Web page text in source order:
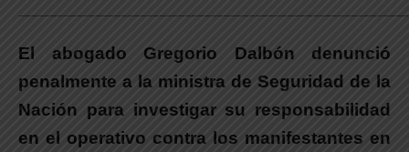
El abogado Gregorio Dalbón denunció
penalmente a la ministra de Seguridad de la
Nación para investigar su responsabilidad
en el operativo contra los manifestantes en